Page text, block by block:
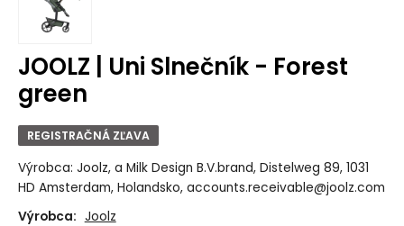
JOOLZ | Uni Slnečník - Forest
green
REGISTRAČNÁ ZĽAVA
Výrobca: Joolz, a Milk Design B.V.brand, Distelweg 89, 1031
HD Amsterdam, Holandsko, accounts.receivable@joolz.com
Výrobca: Joolz